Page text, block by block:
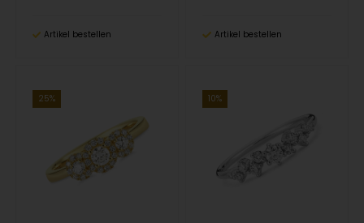
Artikel bestellen Artikel bestellen
25% 10%